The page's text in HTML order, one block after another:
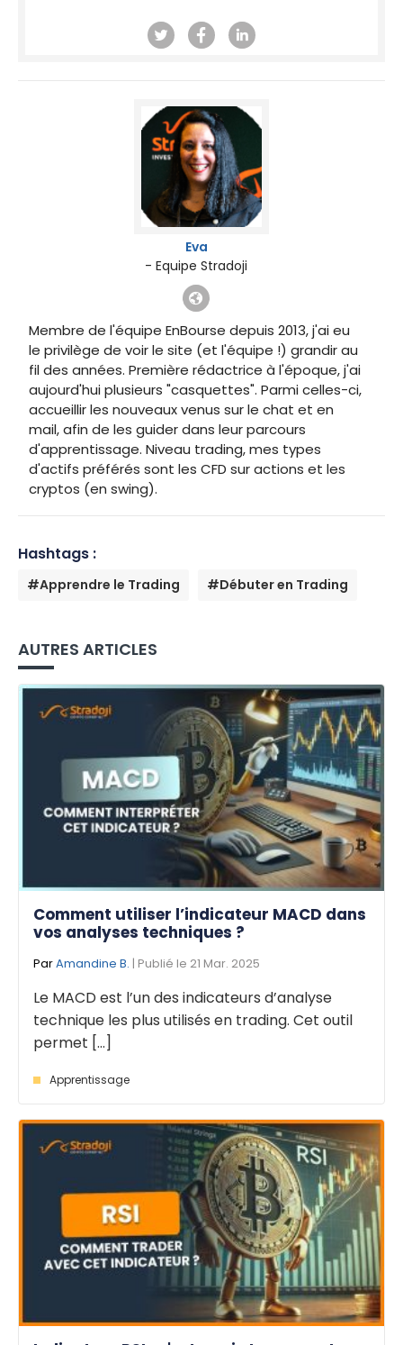
Eva
- Equipe Stradoji
Membre de l'équipe EnBourse depuis 2013, j'ai eu
le privilège de voir le site (et l'équipe !) grandir au
fil des années. Première rédactrice à l'époque, j'ai
aujourd'hui plusieurs "casquettes". Parmi celles-ci,
accueillir les nouveaux venus sur le chat et en
mail, afin de les guider dans leur parcours
d'apprentissage. Niveau trading, mes types
d'actifs préférés sont les CFD sur actions et les
cryptos (en swing).
Hashtags :
#Apprendre le Trading #Débuter en Trading
AUTRES ARTICLES
Comment utiliser l’indicateur MACD dans
vos analyses techniques ?
ParAmandine B. | Publié le 21 Mar. 2025
Le MACD est l’un des indicateurs d’analyse
technique les plus utilisés en trading. Cet outil
permet [...]
Apprentissage